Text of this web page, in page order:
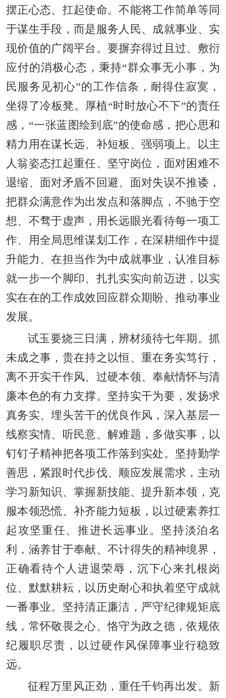
摆正心态、扛起使命。不能将工作简单等同
于谋生手段，而是服务人民、成就事业、实
现价值的广阔平台。要摒弃得过且过、敷衍
应付的消极心态，秉持“群众事无小事，为
民服务见初心”的工作信条，耐得住寂寞，
坐得了冷板凳。厚植“时时放心不下”的责任
感，“一张蓝图绘到底”的使命感，把心思和
精力用在谋长远、补短板、强弱项上。以主
人翁姿态扛起重任、坚守岗位，面对困难不
退缩、面对矛盾不回避、面对失误不推诿，
把群众满意作为出发点和落脚点，不驰于空
想、不骛于虚声，用长远眼光看待每一项工
作、用全局思维谋划工作，在深耕细作中提
升能力、在担当作为中成就事业，认准目标
就一步一个脚印、扎扎实实向前迈进，以实
实在在的工作成效回应群众期盼、推动事业
发展。
试玉要烧三日满，辨材须待七年期。抓
未成之事，贵在持之以恒、重在务实笃行，
离不开实干作风、过硬本领、奉献情怀与清
廉本色的有力支撑。坚持实干为要，发扬求
真务实、埋头苦干的优良作风，深入基层一
线察实情、听民意、解难题，多做实事，以
钉钉子精神把各项工作落到实处。坚持勤学
善思，紧跟时代步伐、顺应发展需求，主动
学习新知识、掌握新技能、提升新本领，克
服本领恐慌、补齐能力短板，以过硬素养扛
起攻坚重任、推进长远事业。坚持淡泊名
利，涵养甘于奉献、不计得失的精神境界，
正确看待个人进退荣辱，沉下心来扎根岗
位、默默耕耘，以历史耐心和执着坚守成就
一番事业。坚持清正廉洁，严守纪律规矩底
线，常怀敬畏之心、恪守为政之德，依规依
纪履职尽责，以过硬作风保障事业行稳致
远。
征程万里风正劲，重任千钧再出发。新